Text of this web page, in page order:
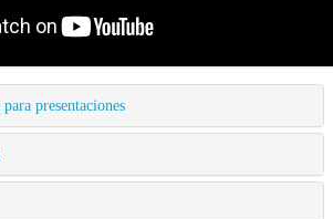
presentaciones